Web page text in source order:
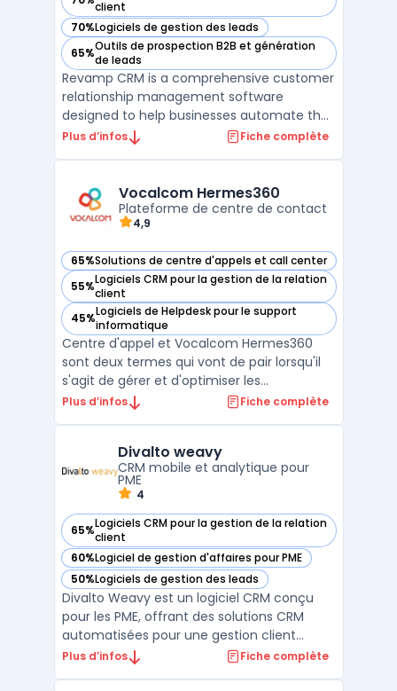
client
— voir Revamp CRM dans cette catégorie
70%Logiciels de gestion des leads
— voir Revamp CRM dans cette catégorie
65%Outils de prospection B2B et génération
de leads
— voir Revamp CRM dans cette catégorie
Revamp CRM is a comprehensive customer
relationship management software
designed to help businesses automate their
marketing automation process and
Revamp CRM simplifies lead tracking, email
marketing, custome ...
Plus d’infos Fiche complète
Vocalcom Hermes360
Plateforme de centre de contact
4,9
65%Solutions de centre d'appels et call center
— voir Vocalcom Hermes360 dans cette catégorie
55%Logiciels CRM pour la gestion de la relation
client
— voir Vocalcom Hermes360 dans cette catégorie
45%Logiciels de Helpdesk pour le support
informatique
— voir Vocalcom Hermes360 dans cette catégorie
Centre d'appel et Vocalcom Hermes360
sont deux termes qui vont de pair lorsqu'il
s'agit de gérer et d'optimiser les
performances d'un centre d'appel.
permet de gérer l'interaction client dans un
centre d'appel. Elle offre un ...
Plus d’infos Fiche complète
Divalto weavy
CRM mobile et analytique pour
PME
4
65%Logiciels CRM pour la gestion de la relation
client
— voir Divalto weavy dans cette catégorie
60%Logiciel de gestion d'affaires pour PME
— voir Divalto weavy dans cette catégorie
50%Logiciels de gestion des leads
— voir Divalto weavy dans cette catégorie
Divalto Weavy est un logiciel CRM conçu
pour les PME, offrant des solutions CRM
automatisées pour une gestion client
efficace. Il permet une communication
Plus d’infos Fiche complète